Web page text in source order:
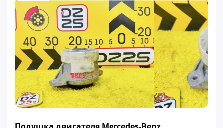
Подушка двигателя Mercedes-Benz